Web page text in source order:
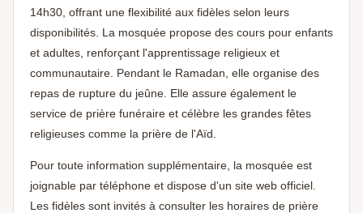
14h30, offrant une flexibilité aux fidèles selon leurs
disponibilités. La mosquée propose des cours pour enfants
et adultes, renforçant l'apprentissage religieux et
communautaire. Pendant le Ramadan, elle organise des
repas de rupture du jeûne. Elle assure également le
service de prière funéraire et célèbre les grandes fêtes
religieuses comme la prière de l'Aïd.
Pour toute information supplémentaire, la mosquée est
joignable par téléphone et dispose d'un site web officiel.
Les fidèles sont invités à consulter les horaires de prière
🕌
Aidez-nous à grandir 🕌
Un avis Google, ça fait toute la différence —
barakAllahu fik